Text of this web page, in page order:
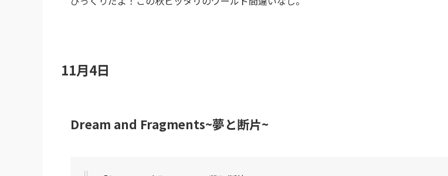
11月4日
Dream and Fragments~夢と断片~